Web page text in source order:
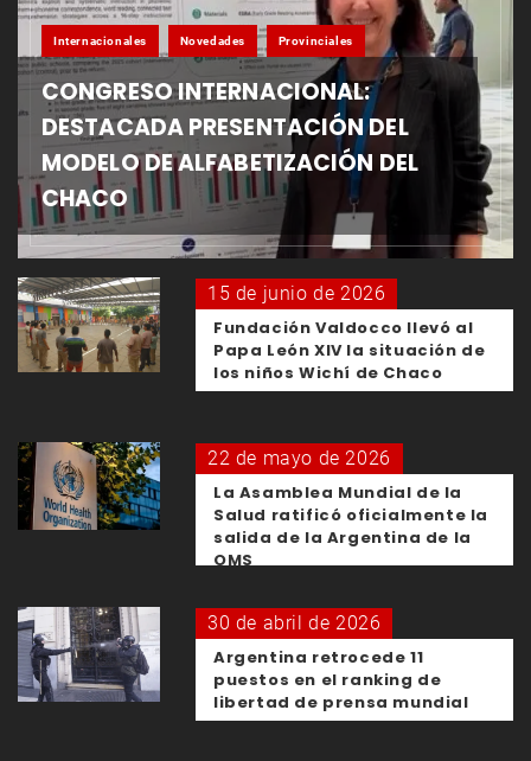
Internacionales Novedades Provinciales
CONGRESO INTERNACIONAL:
DESTACADA PRESENTACIÓN DEL
MODELO DE ALFABETIZACIÓN DEL
CHACO
15 de junio de 2026
Fundación Valdocco llevó al
Papa León XIV la situación de
los niños Wichí de Chaco
22 de mayo de 2026
La Asamblea Mundial de la
Salud ratificó oficialmente la
salida de la Argentina de la
OMS
30 de abril de 2026
Argentina retrocede 11
puestos en el ranking de
libertad de prensa mundial